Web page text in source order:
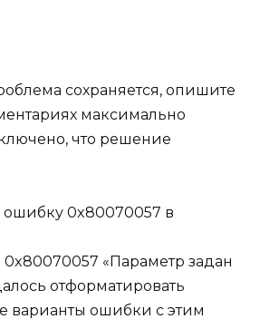
сохраняется, опишите
максимально
что решение
«Параметр задан
отформатировать
варианты ошибки с этим